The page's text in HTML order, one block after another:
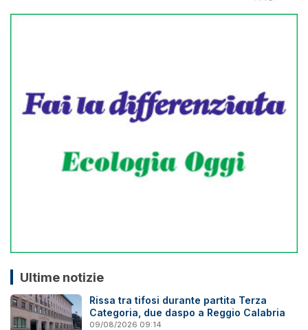
Ultime notizie
Rissa tra tifosi durante partita Terza
Categoria, due daspo a Reggio Calabria
09/08/2026 09:14